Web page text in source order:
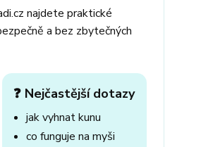
najdete praktické
a bez zbytečných
❓ Nejčastější dotazy
jak vyhnat kunu
co funguje na myši